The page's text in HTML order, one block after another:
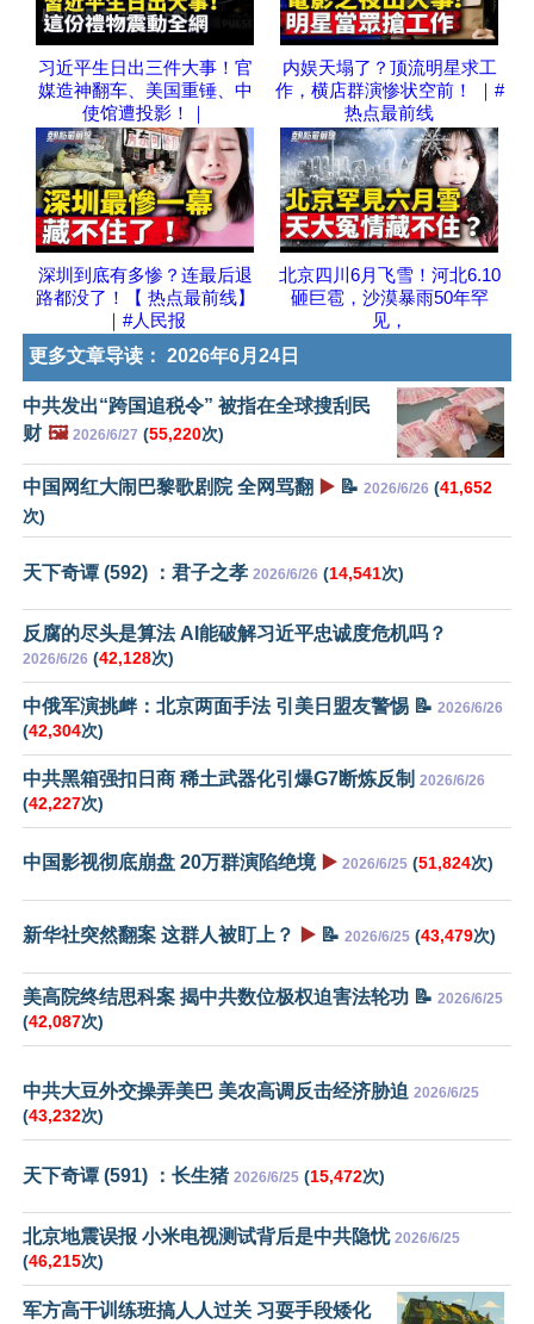
习近平生日出三件大事！官
媒造神翻车、美国重锤、中
使馆遭投影！｜
内娱天塌了？顶流明星求工
作，横店群演惨状空前！ ｜#
热点最前线
深圳到底有多惨？连最后退
路都没了！【 热点最前线】
｜#人民报
北京四川6月飞雪！河北6.10
砸巨雹，沙漠暴雨50年罕
见，
更多文章导读： 2026年6月24日
中共发出“跨国追税令” 被指在全球搜刮民
财 🖼️ 2026/6/27 (55,220次)
中国网红大闹巴黎歌剧院 全网骂翻 ▶️ 📝 2026/6/26 (41,652
次)
天下奇谭 (592) ：君子之孝 2026/6/26 (14,541次)
反腐的尽头是算法 AI能破解习近平忠诚度危机吗？
2026/6/26 (42,128次)
中俄军演挑衅：北京两面手法 引美日盟友警惕 📝 2026/6/26
(42,304次)
中共黑箱强扣日商 稀土武器化引爆G7断炼反制 2026/6/26
(42,227次)
中国影视彻底崩盘 20万群演陷绝境 ▶️ 2026/6/25 (51,824次)
新华社突然翻案 这群人被盯上？ ▶️ 📝 2026/6/25 (43,479次)
美高院终结思科案 揭中共数位极权迫害法轮功 📝 2026/6/25
(42,087次)
中共大豆外交操弄美巴 美农高调反击经济胁迫 2026/6/25
(43,232次)
天下奇谭 (591) ：长生猪 2026/6/25 (15,472次)
北京地震误报 小米电视测试背后是中共隐忧 2026/6/25
(46,215次)
军方高干训练班搞人人过关 习耍手段矮化